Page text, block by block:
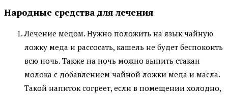
Народные средства для лечения
Лечение медом. Нужно положить на язык чайную
ложку меда и рассосать, кашель не будет беспокоить
всю ночь. Также на ночь можно выпить стакан
молока с добавлением чайной ложки меда и масла.
Такой напиток согреет, если в помещении холодно,